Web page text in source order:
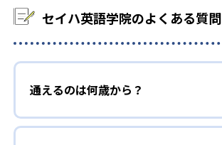
セイハ英語学院のよくある質問
通えるのは何歳から？